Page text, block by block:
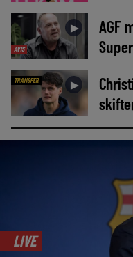
AVIS
►
AGF
TRANSFER ►
LIVE